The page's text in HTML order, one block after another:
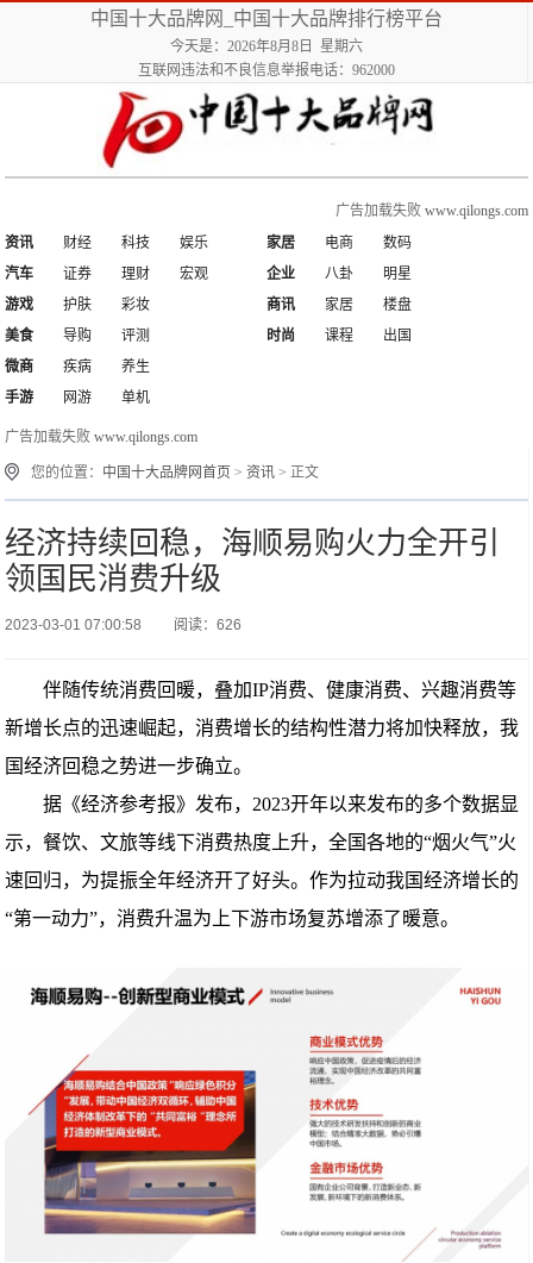
中国十大品牌网_中国十大品牌排行榜平台
今天是：2026年8月8日 星期六
互联网违法和不良信息举报电话：962000
广告加载失败 www.qilongs.com
资讯
财经 科技
娱乐
汽车
证券 理财 宏观
家居 电商
数码
企业
八卦
明星
游戏
护肤
彩妆
美食
导购 评测
商讯 家居
楼盘
时尚
课程
出国
微商
疾病
养生
手游
网游 单机
广告加载失败www.qilongs.com
您的位置： 中国十大品牌网首页 >资讯 > 正文
经济持续回稳，海顺易购火力全开引
领国民消费升级
2023-03-01 07:00:58 阅读：626
伴随传统消费回暖， 叠加IP消费、健康消费、兴趣消费等
新增长点的迅速崛起，消费增长的结构性潜力将加快释放，我
国经济回稳之势进一步确立。
据《经济参考报》发布，2023开年以来发布的多个数据显
示，餐饮、文旅等线下消费热度上升，全国各地的“烟火气”火
速回归，为提振全年经济开了好头。作为拉动我国经济增长的
“第一动力”，消费升温为上下游市场复苏增添了暖意。